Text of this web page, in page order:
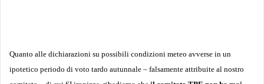
Quanto alle dichiarazioni su possibili condizioni meteo avverse in un
ipotetico periodo di voto tardo autunnale – falsamente attribuite al nostro